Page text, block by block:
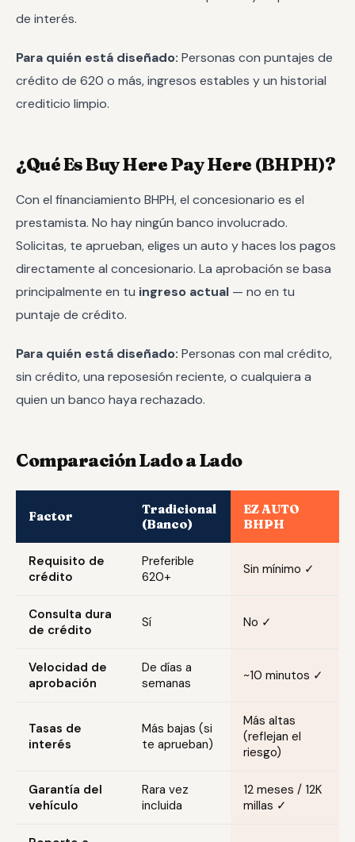
de interés.
Para quién está diseñado: Personas con puntajes de
crédito de 620 o más, ingresos estables y un historial
crediticio limpio.
¿Qué Es Buy Here Pay Here (BHPH)?
Con el financiamiento BHPH, el concesionario es el
prestamista. No hay ningún banco involucrado.
Solicitas, te aprueban, eliges un auto y haces los pagos
directamente al concesionario. La aprobación se basa
principalmente en tu ingreso actual — no en tu
puntaje de crédito.
Para quién está diseñado: Personas con mal crédito,
sin crédito, una reposesión reciente, o cualquiera a
quien un banco haya rechazado.
Comparación Lado a Lado
Factor
Tradicional
(Banco)
EZ AUTO
BHPH
Requisito de
crédito
Preferible
620+
Sin mínimo ✓
Consulta dura
de crédito
Sí No ✓
Velocidad de
aprobación
De días a
semanas
~10 minutos ✓
Tasas de
interés
Más bajas (si
te aprueban)
Más altas
(reflejan el
riesgo)
Garantía del
vehículo
Rara vez
incluida
12 meses / 12K
millas ✓